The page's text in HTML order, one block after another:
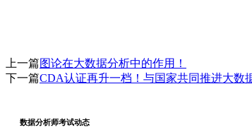
上一篇图论在大数据分析中的作用！
下一篇CDA认证再升一档！与国家共同推进大数
数据分析师考试动态